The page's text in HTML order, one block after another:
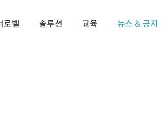
로벨 솔루션 교육 뉴스 & 공지